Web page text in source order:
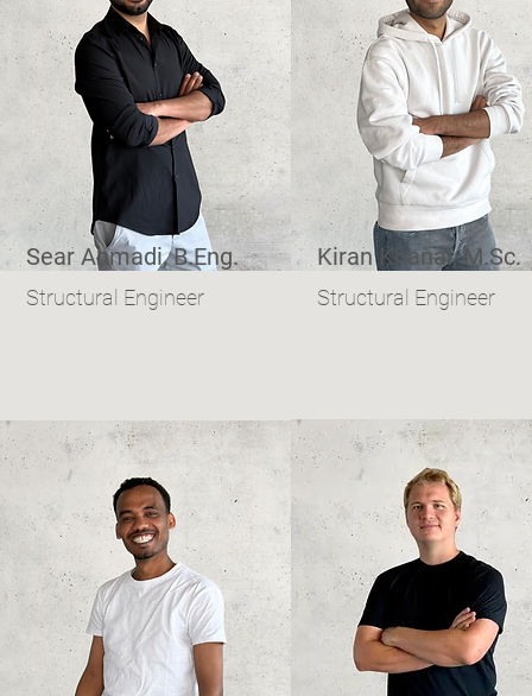
Sear Ahmadi, B.Eng.
Structural Engineer
Kiran Khanal, M.Sc.
Structural Engineer